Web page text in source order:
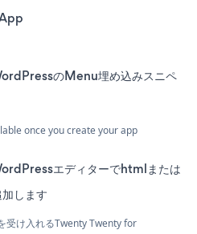
のMenu埋め込みスニペ
once you create your app
エディターでhtmlまたは
します
受け入れるTwenty Twenty for